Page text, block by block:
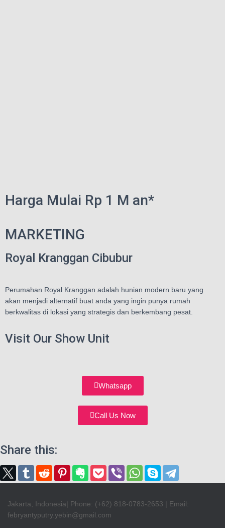
Harga Mulai Rp 1 M an*
MARKETING
Royal Kranggan Cibubur
Perumahan Royal Kranggan adalah hunian modern baru yang
akan menjadi alternatif buat anda yang ingin punya rumah
berkwalitas di lokasi yang strategis dan berkembang pesat.
Visit Our Show Unit
Whatsapp
Call Us Now
Share this:
Jakarta, Indonesia| Phone: (+62) 818-0783-2653 | Email:
febryantyputry.yebin@gmail.com